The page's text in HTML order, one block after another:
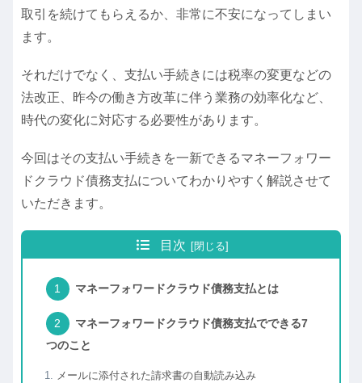
取引を続けてもらえるか、非常に不安になってしまい
ます。
それだけでなく、支払い手続きには税率の変更などの
法改正、昨今の働き方改革に伴う業務の効率化など、
時代の変化に対応する必要性があります。
今回はその支払い手続きを一新できるマネーフォワー
ドクラウド債務支払についてわかりやすく解説させて
いただきます。
目次
マネーフォワードクラウド債務支払とは
マネーフォワードクラウド債務支払でできる7
つのこと
メールに添付された請求書の自動読み込み